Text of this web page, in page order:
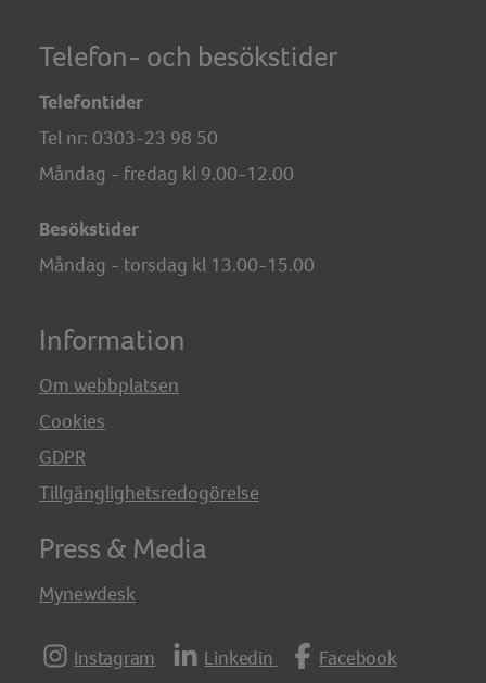
Telefon- och besökstider
Telefontider
Tel nr: 0303-23 98 50
Måndag - fredag kl 9.00-12.00
Besökstider
Måndag - torsdag kl 13.00-15.00
Information
Om webbplatsen
Cookies
GDPR
Tillgänglighetsredogörelse
Press & Media
Mynewdesk
Instagram Linkedin Facebook